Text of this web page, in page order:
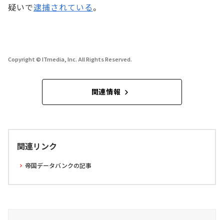
疑いで逮捕されている。
Copyright © ITmedia, Inc. All Rights Reserved.
関連情報
関連リンク
帝国データバンクの記事